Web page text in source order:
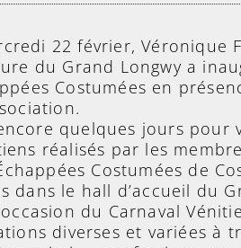
22 février, Véronique
du Grand Longwy a
Costumées en
quelques jours pour
réalisés par les
Costumées de
dans le hall d’accueil du
du Carnaval
diverses et variées à